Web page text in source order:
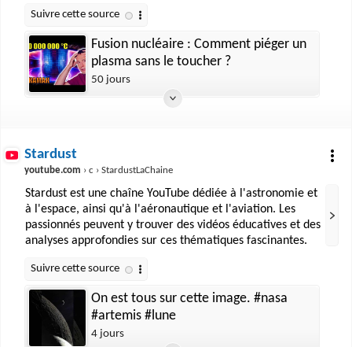
Fusion nucléaire : Comment piéger un
plasma sans le toucher ?
50 jours
Stardust
youtube.com › c › StardustLaChaine
Stardust est une chaîne YouTube dédiée à l'astronomie et
à l'espace, ainsi qu'à l'aéronautique et l'aviation. Les
passionnés peuvent y trouver des vidéos éducatives et des
analyses approfondies sur ces thématiques fascinantes.
On est tous sur cette image. #nasa
#artemis #lune
4 jours